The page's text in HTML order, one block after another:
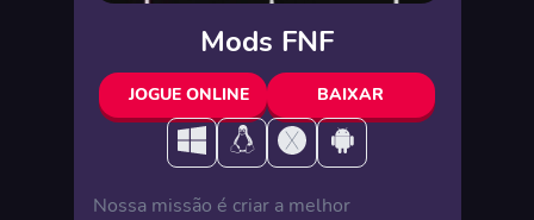
Mods FNF
JOGUE ONLINE BAIXAR
Nossa missão é criar a melhor